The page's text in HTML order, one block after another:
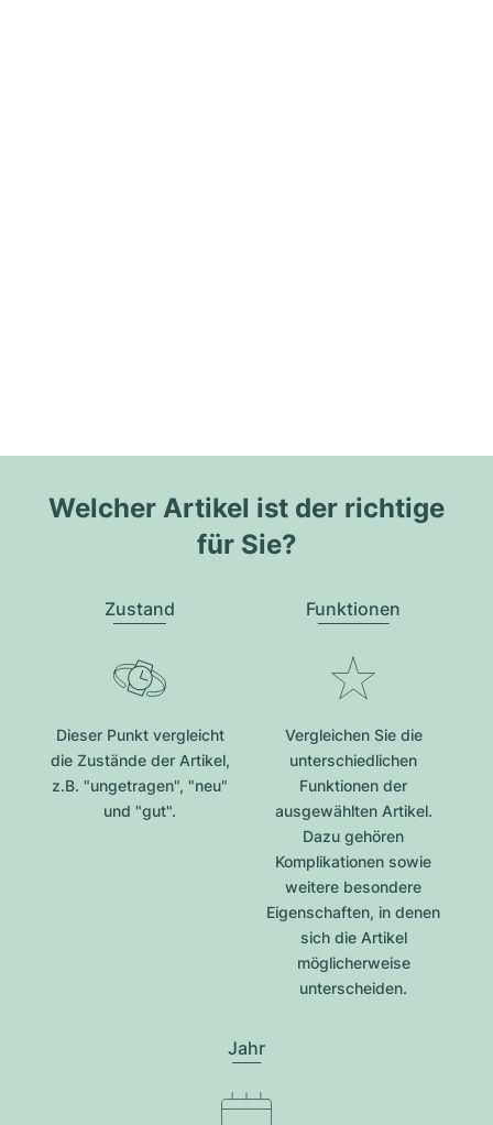
Welcher Artikel ist der richtige
für Sie?
Zustand
Dieser Punkt vergleicht
die Zustände der Artikel,
z.B. "ungetragen", "neu"
und "gut".
Funktionen
Vergleichen Sie die
unterschiedlichen
Funktionen der
ausgewählten Artikel.
Dazu gehören
Komplikationen sowie
weitere besondere
Eigenschaften, in denen
sich die Artikel
möglicherweise
unterscheiden.
Jahr